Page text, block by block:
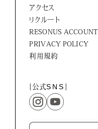
アクセス
リクルート
RESONUS ACCOUNT
PRIVACY POLICY
利用規約
[公式SNS